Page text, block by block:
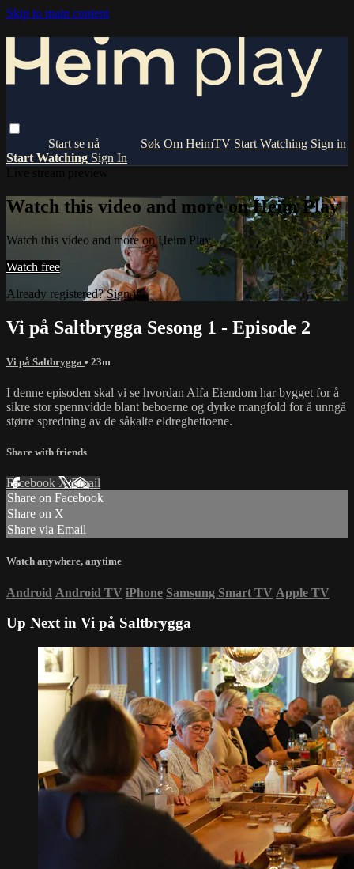
Skip to main content
Om HeimTV Start Watching Sign in
Start Watching Sign In
Watch this video and more on Heim Play
Watch this video and more on Heim Play
Watch free
Already registered?Sign in
Vi på Saltbrygga Sesong 1 - Episode 2
Vi på Saltbrygga • 23m
I denne episoden skal vi se hvordan Alfa Eiendom har bygget for å
sikre stor spennvidde blant beboerne og dyrke mangfold for å unngå
større spredning av de såkalte eldreghettoene.
Share with friends
Facebook XEmail
Share on Facebook
Share on X
Share via Email
Watch anywhere, anytime
Android Android TV iPhone Samsung Smart TV Apple TV
Up Next in Vi på Saltbrygga